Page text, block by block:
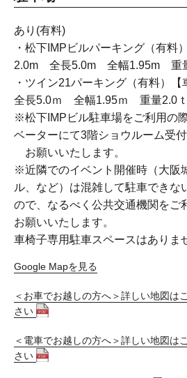
あり(有料)
・松下IMPビルパーキング（有料
2.0m 全長5.0m 全幅1.95m 重
・ツイン21パーキング（有料）
全長5.0ｍ 全幅1.95ｍ 重量2.0ｔ
※松下IMPビル駐車場をご利用の
ベーターにて3階ショウルーム受
お願いいたします。
※近隣でのイベント開催時（大阪
ル、など）は混雑して駐車できな
ので、なるべく公共交通機関をご
お願いいたします。
車椅子専用駐車スペースはありま
Google Mapを見る
＜お車でお越しの方へ＞詳しい地図は
さい
＜電車でお越しの方へ＞詳しい地図は
さい